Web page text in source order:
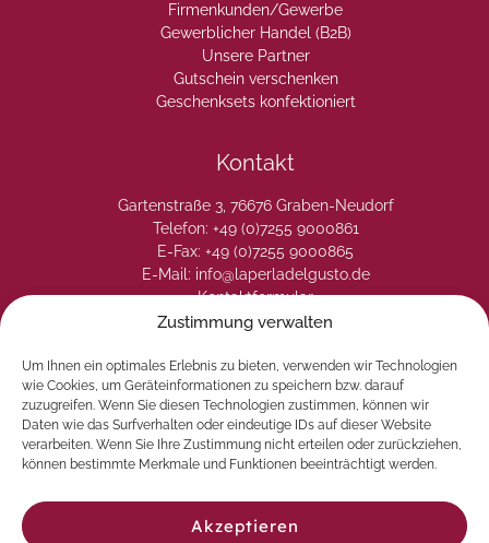
Zustimmung verwalten
Um Ihnen ein optimales Erlebnis zu bieten, verwenden wir Technologien
wie Cookies, um Geräteinformationen zu speichern bzw. darauf
zuzugreifen. Wenn Sie diesen Technologien zustimmen, können wir
Daten wie das Surfverhalten oder eindeutige IDs auf dieser Website
verarbeiten. Wenn Sie Ihre Zustimmung nicht erteilen oder zurückziehen,
können bestimmte Merkmale und Funktionen beeinträchtigt werden.
Akzeptieren
Firmenkunden/Gewerbe
Gewerblicher Handel (B2B)
Unsere Partner
Gutschein verschenken
Geschenksets konfektioniert
Kontakt
Gartenstraße 3, 76676 Graben-Neudorf
Telefon: +49 (0)7255 9000861
E-Fax: +49 (0)7255 9000865
E-Mail: info@laperladelgusto.de
Kontaktformular